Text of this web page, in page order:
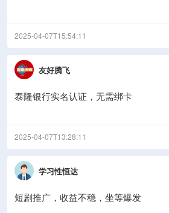
2025-04-07T15:54:11
友好腾飞
泰隆银行实名认证，无需绑卡
2025-04-07T13:28:11
学习性恒达
短剧推广，收益不稳，坐等爆发